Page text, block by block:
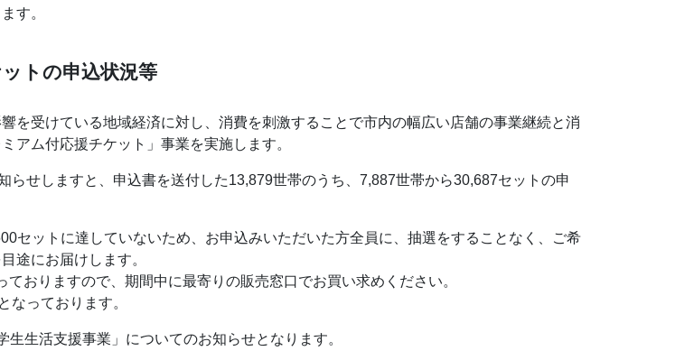
す。
トの申込状況等
を受けている地域経済に対し、消費を刺激することで市内の幅広い店舗の事業継続と消
アム付応援チケット」事業を実施します。
らせしますと、申込書を送付した13,879世帯のうち、7,887世帯から30,687セットの申
セットに達していないため、お申込みいただいた方全員に、抽選をすることなく、ご希
途にお届けします。
おりますので、期間中に最寄りの販売窓口でお買い求めください。
なっております。
生活支援事業」についてのお知らせとなります。